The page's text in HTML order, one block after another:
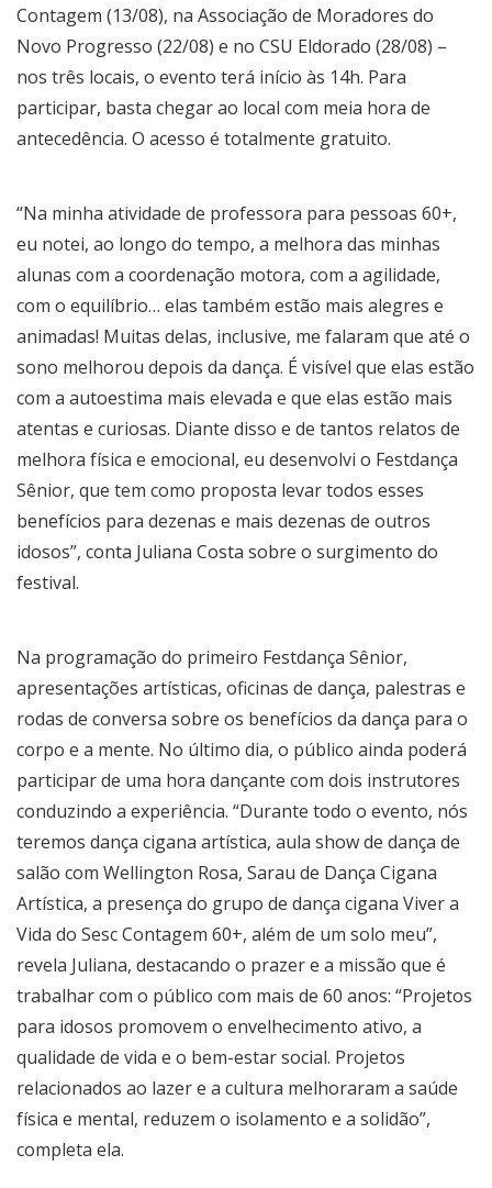
Contagem (13/08), na Associação de Moradores do
Novo Progresso (22/08) e no CSU Eldorado (28/08) –
nos três locais, o evento terá início às 14h. Para
participar, basta chegar ao local com meia hora de
antecedência. O acesso é totalmente gratuito.
“Na minha atividade de professora para pessoas 60+,
eu notei, ao longo do tempo, a melhora das minhas
alunas com a coordenação motora, com a agilidade,
com o equilíbrio… elas também estão mais alegres e
animadas! Muitas delas, inclusive, me falaram que até o
sono melhorou depois da dança. É visível que elas estão
com a autoestima mais elevada e que elas estão mais
atentas e curiosas. Diante disso e de tantos relatos de
melhora física e emocional, eu desenvolvi o Festdança
Sênior, que tem como proposta levar todos esses
benefícios para dezenas e mais dezenas de outros
idosos”, conta Juliana Costa sobre o surgimento do
festival.
Na programação do primeiro Festdança Sênior,
apresentações artísticas, oficinas de dança, palestras e
rodas de conversa sobre os benefícios da dança para o
corpo e a mente. No último dia, o público ainda poderá
participar de uma hora dançante com dois instrutores
conduzindo a experiência. “Durante todo o evento, nós
teremos dança cigana artística, aula show de dança de
salão com Wellington Rosa, Sarau de Dança Cigana
Artística, a presença do grupo de dança cigana Viver a
Vida do Sesc Contagem 60+, além de um solo meu”,
revela Juliana, destacando o prazer e a missão que é
trabalhar com o público com mais de 60 anos: “Projetos
para idosos promovem o envelhecimento ativo, a
qualidade de vida e o bem-estar social. Projetos
relacionados ao lazer e a cultura melhoraram a saúde
física e mental, reduzem o isolamento e a solidão”,
completa ela.